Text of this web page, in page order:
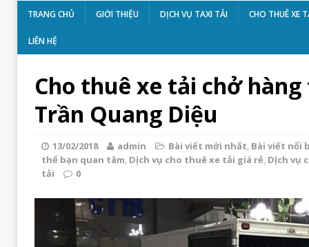
TRANG CHỦ GIỚI THIỆU DỊCH VỤ TAXI TẢI CHO THUÊ XE
LIÊN HỆ
Cho thuê xe tải chở
Trần Quang Diệu
13/02/2018 admin Bài viết mới nhất, Bài viết nổi
thể bạn quan tâm, Dịch vụ cho thuê xe tải giá rẻ, Dịch vụ
tải
0